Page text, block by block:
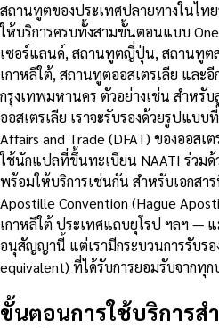
สถานทูตของประเทศปลายทางในไท
ให้บริการครบทั้งสามขั้นตอนแบบ
เซอร์แลนด์, สถานทูตญี่ปุ่น, สถานทูต
เกาหลีใต้, สถานทูตออสเตรเลีย และ
กรุงเทพมหานคร ตัวอย่างเช่น สำหรับ
ออสเตรเลีย เราจะรับรองด้วยรูปแบ
Affairs and Trade (DFAT) ของออสเ
ใช้นักแปลที่ขึ้นทะเบียน NAATI ร่วม
พร้อมให้บริการเช่นกัน สำหรับเอกสา
Apostille Convention (Hague
เกาหลีใต้ ประเทศแถบยุโรป ฯลฯ —
อนุสัญญานี้ แต่เรามีกระบวนการรับรอ
equivalent) ที่ได้รับการยอมรับจากทุ
ขั้นตอนการใช้บริการส